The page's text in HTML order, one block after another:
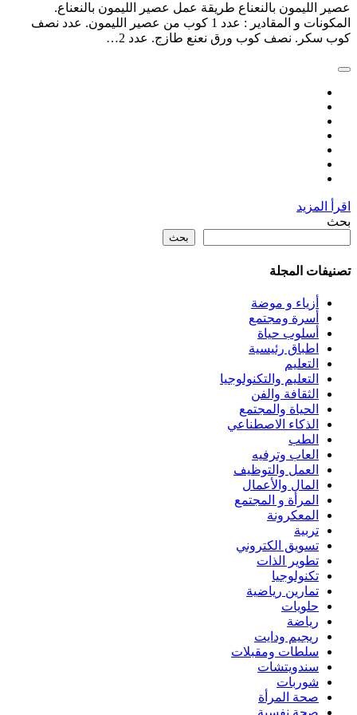
الليمون بالنعناع طريقة عمل عصير الليمون بالنعناع.
المكونات و المقادير : عدد 1 كوب من عصير الليمون. عدد نصف
سكر. نصف كوب ورق نعنع طازج. عدد 2…
المزيد
المجلة
أزياء و موضة
أسرة ومجتمع
أسلوب حياة
اطباق رئيسية
التعليم
التعليم والتكنولوجيا
الثقافة والفن
الحياة والمجتمع
الذكاء الاصطناعي
الطب
العاب وترفيه
العمل والتوظيف
المال والأعمال
المرأة و المجتمع
المعكرونة
تربية
تسويق الكتروني
تطوير الذات
تكنولوجيا
تمارين رياضية
حلويات
رياضة
ريجيم ودايت
سلطات ومقبلات
سندويتشات
شوربات
صحة المرأة
صحة نفسية